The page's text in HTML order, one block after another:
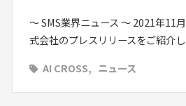
〜 SMS業界ニュース 〜 2021年11
式会社のプレスリリースをご紹介
AI CROSS
ニュース